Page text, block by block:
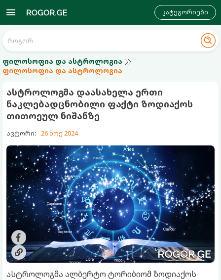
კატეგორიები
ფილოსოფია და ასტროლოგია
ფილოსოფია და ასტროლოგია
ასტროლოგმა დაასახელა ერთი
ნაკლებადცნობილი ფაქტი ზოდიაქოს
თითოეულ ნიშანზე
ავტორი: 26 ნოე 2024
ასტროლოგმა ალბერტო ტორიბიომ ზოდიაქოს